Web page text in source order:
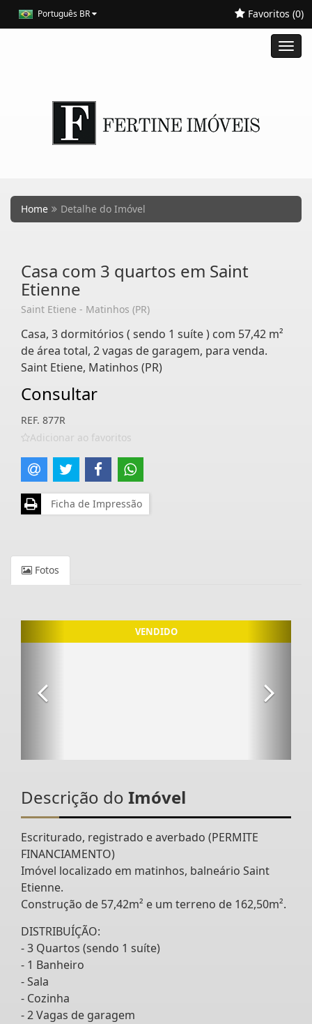
Português BR Favoritos (0)
Home Detalhe do Imóvel
Casa com 3 quartos em Saint
Etienne
Saint Etiene - Matinhos (PR)
Casa, 3 dormitórios ( sendo 1 suíte ) com 57,42 m²
de área total, 2 vagas de garagem, para venda.
Saint Etiene, Matinhos (PR)
Consultar
REF. 877R
Adicionar ao favoritos
Ficha de Impressão
Fotos
Descrição do Imóvel
Escriturado, registrado e averbado (PERMITE
FINANCIAMENTO)
Imóvel localizado em matinhos, balneário Saint
Etienne.
Construção de 57,42m² e um terreno de 162,50m².
DISTRIBUÍÇÃO:
- 3 Quartos (sendo 1 suíte)
- 1 Banheiro
- Sala
- Cozinha
- 2 Vagas de garagem